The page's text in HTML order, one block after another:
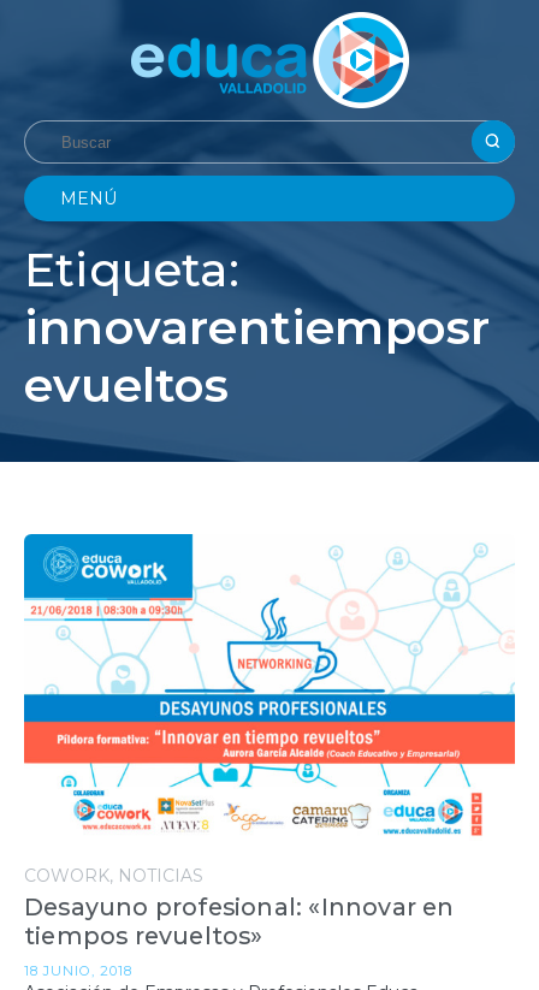
MENÚ
Etiqueta:
innovarentiemposr
evueltos
COWORK NOTICIAS
Desayuno profesional: «Innovar en
tiempos revueltos»
18 JUNIO, 2018